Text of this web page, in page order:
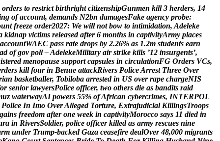
orders to restrict birthright citizenshipGunmen kill 3 herders, 14
ng of account, demands N2bn damagesFake agency probe:
unt freeze order2027: We will not bow to intimidation, Adeleke
kidnap victims released after 6 months in captivityArmy places
accountWAEC pass rate drops by 2.26% as 1.2m students earn
ad of gov poll –AdelekeMilitary air strike kills ’12 insurgents’,
istered menopause support capsules in circulationFG Orders VCs,
rders kill four in Benue attackRivers PoliceArrest Three Over
ian basketballer, Tobiloba arrested in US over rape chargeNIS
or senior lawyersPolice officer, two others die as bandits raid
uz waterwayAI powers 55% ofAfrican cybercrimes, INTERPOL
Police In Imo OverAlleged Torture, Extrajudicial KillingsTroops
gains freedom after one week in captivityMorocco says 11 died in
ra in RiversSoldier, police officer killed as army rescues nine
rm under Trump-backed Gaza ceasefire dealOver 48,000 migrants